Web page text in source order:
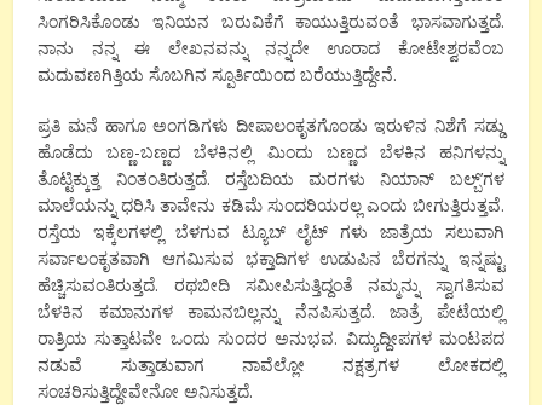
ಸಿಂಗರಿಸಿಕೊಂಡು ಇನಿಯನ ಬರುವಿಕೆಗೆ ಕಾಯುತ್ತಿರುವಂತೆ ಭಾಸವಾಗುತ್ತದೆ.
ನಾನು ನನ್ನ ಈ ಲೇಖನವನ್ನು ನನ್ನದೇ ಊರಾದ ಕೋಟೇಶ್ವರವೆಂಬ
ಮದುವಣಗಿತ್ತಿಯ ಸೊಬಗಿನ ಸ್ಪೂರ್ತಿಯಿಂದ ಬರೆಯುತ್ತಿದ್ದೇನೆ.
ಪ್ರತಿ ಮನೆ ಹಾಗೂ ಅಂಗಡಿಗಳು ದೀಪಾಲಂಕೃತಗೊಂಡು ಇರುಳಿನ ನಿಶೆಗೆ ಸಡ್ಡು
ಹೊಡೆದು ಬಣ್ಣ-ಬಣ್ಣದ ಬೆಳಕಿನಲ್ಲಿ ಮಿಂದು ಬಣ್ಣದ ಬೆಳಕಿನ ಹನಿಗಳನ್ನು
ತೊಟ್ಟಿಕ್ಕುತ್ತ ನಿಂತಂತಿರುತ್ತದೆ. ರಸ್ತೆಬದಿಯ ಮರಗಳು ನಿಯಾನ್ ಬಲ್ಬ್’ಗಳ
ಮಾಲೆಯನ್ನು ಧರಿಸಿ ತಾವೇನು ಕಡಿಮೆ ಸುಂದರಿಯರಲ್ಲ ಎಂದು ಬೀಗುತ್ತಿರುತ್ತವೆ.
ರಸ್ತೆಯ ಇಕ್ಕೆಲಗಳಲ್ಲಿ ಬೆಳಗುವ ಟ್ಯೂಬ್ ಲೈಟ್ ಗಳು ಜಾತ್ರೆಯ ಸಲುವಾಗಿ
ಸರ್ವಾಲಂಕೃತವಾಗಿ ಆಗಮಿಸುವ ಭಕ್ತಾದಿಗಳ ಉಡುಪಿನ ಬೆರಗನ್ನು ಇನ್ನಷ್ಟು
ಹೆಚ್ಚಿಸುವಂತಿರುತ್ತದೆ. ರಥಬೀದಿ ಸಮೀಪಿಸುತ್ತಿದ್ದಂತೆ ನಮ್ಮನ್ನು ಸ್ವಾಗತಿಸುವ
ಬೆಳಕಿನ ಕಮಾನುಗಳ ಕಾಮನಬಿಲ್ಲನ್ನು ನೆನಪಿಸುತ್ತದೆ. ಜಾತ್ರೆ ಪೇಟೆಯಲ್ಲಿ
ರಾತ್ರಿಯ ಸುತ್ತಾಟವೇ ಒಂದು ಸುಂದರ ಅನುಭವ. ವಿದ್ಯುದ್ದೀಪಗಳ ಮಂಟಪದ
ನಡುವೆ ಸುತ್ತಾಡುವಾಗ ನಾವೆಲ್ಲೋ ನಕ್ಷತ್ರಗಳ ಲೋಕದಲ್ಲಿ
ಸಂಚರಿಸುತ್ತಿದ್ದೇವೇನೋ ಅನಿಸುತ್ತದೆ.